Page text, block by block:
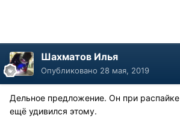
Шахматов Илья
Опубликовано 28 мая, 2019
Дельное предложение. Он при
ещё удивился этому.